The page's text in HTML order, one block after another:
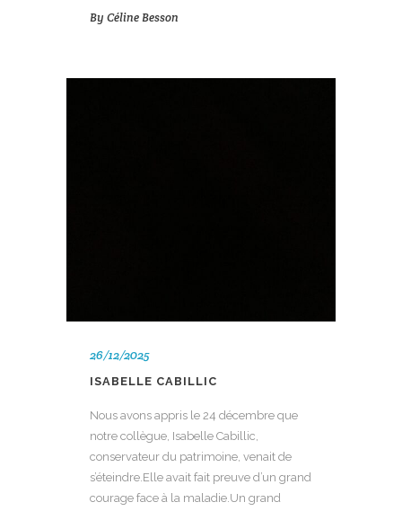
By Céline Besson
26/12/2025
ISABELLE CABILLIC
Nous avons appris le 24 décembre que
notre collègue, Isabelle Cabillic,
conservateur du patrimoine, venait de
s’éteindre.Elle avait fait preuve d’un grand
courage face à la maladie.Un grand